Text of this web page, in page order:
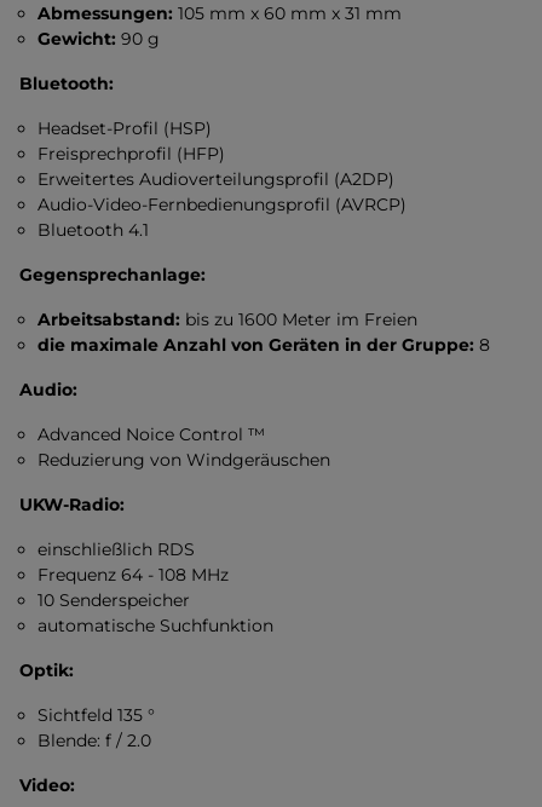
Abmessungen: 105 mm x 60 mm x 31 mm
Gewicht: 90 g
Bluetooth:
Headset-Profil (HSP)
Freisprechprofil (HFP)
Erweitertes Audioverteilungsprofil (A2DP)
Audio-Video-Fernbedienungsprofil (AVRCP)
Bluetooth 4.1
Gegensprechanlage:
Arbeitsabstand: bis zu 1600 Meter im Freien
die maximale Anzahl von Geräten in der Gruppe: 8
Audio:
Advanced Noice Control ™
Reduzierung von Windgeräuschen
UKW-Radio:
einschließlich RDS
Frequenz 64 - 108 MHz
10 Senderspeicher
automatische Suchfunktion
Optik:
Sichtfeld 135 °
Blende: f / 2.0
Video: